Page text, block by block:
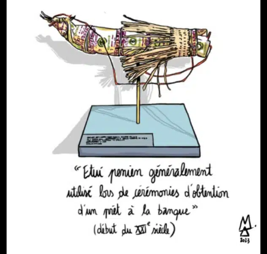
vitalité…